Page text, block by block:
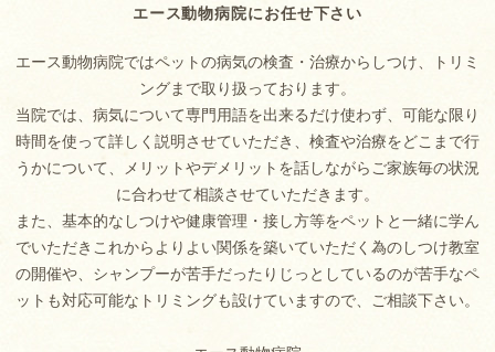
エース動物病院にお任せ下さい
エース動物病院ではペットの病気の検査・治療からしつけ、トリミ
ングまで取り扱っております。
当院では、病気について専門用語を出来るだけ使わず、可能な限り
時間を使って詳しく説明させていただき、検査や治療をどこまで行
うかについて、メリットやデメリットを話しながらご家族毎の状況
に合わせて相談させていただきます。
また、基本的なしつけや健康管理・接し方等をペットと一緒に学ん
でいただきこれからよりよい関係を築いていただく為のしつけ教室
の開催や、シャンプーが苦手だったりじっとしているのが苦手なペ
ットも対応可能なトリミングも設けていますので、ご相談下さい。